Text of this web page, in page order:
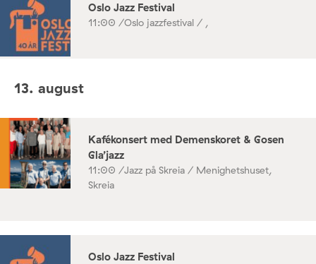
Oslo Jazz Festival
11:00 /Oslo jazzfestival / ,
13. august
Kafékonsert med Demenskoret & Gosen
Gla’jazz
11:00 /Jazz på Skreia / Menighetshuset,
Skreia
Oslo Jazz Festival